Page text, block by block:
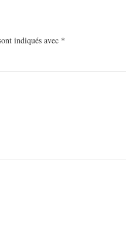
indiqués avec *